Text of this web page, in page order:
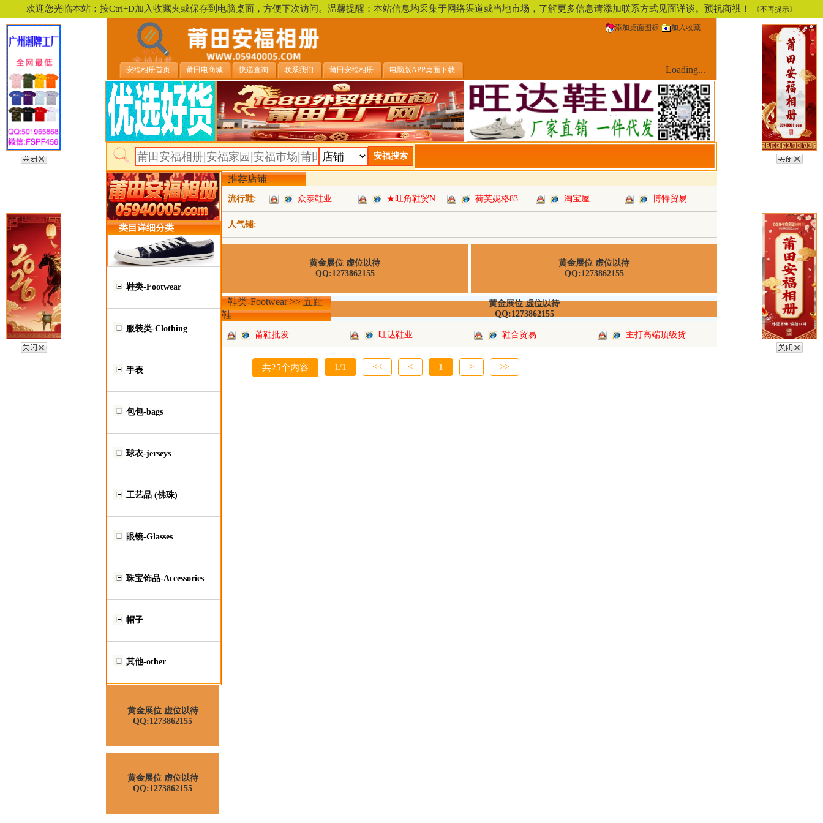
欢迎您光临本站：按Ctrl+D加入收藏夹或保存到电脑桌面，方便下次访问。温馨提醒：本站信息均采集于网络渠道或当地市场，了解更多信息请添加联系方式见面详谈。预祝商祺！ 《不再提示》
添加桌面图标 加入收藏
安福相册首页 莆田电商城 快递查询 联系我们 莆田安福相册 电脑版APP桌面下载 Loading...
类目详细分类
鞋类-Footwear
服装类-Clothing
手表
包包-bags
球衣-jerseys
工艺品 (佛珠)
眼镜-Glasses
珠宝饰品-Accessories
帽子
其他-other
黄金展位 虚位以待
QQ:1273862155
黄金展位 虚位以待
QQ:1273862155
推荐店铺
流行鞋:
人气铺:
众泰鞋业 ★旺角鞋贸N 荷芙妮格83 淘宝屋 博特贸易
黄金展位 虚位以待
QQ:1273862155
黄金展位 虚位以待
QQ:1273862155
鞋类-Footwear >> 五趾
鞋
黄金展位 虚位以待
QQ:1273862155
莆鞋批发 旺达鞋业 鞋合贸易 主打高端顶级货
共25个内容 1/1 << < 1 > >>